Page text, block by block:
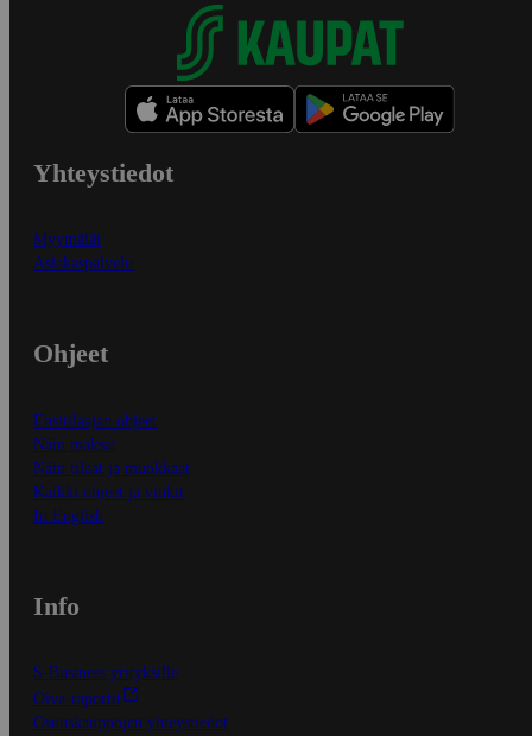
Yhteystiedot
Myymälät
Asiakaspalvelu
Ohjeet
Ensitilaajan ohjeet
Näin maksat
Näin tilaat ja muokkaat
Kaikki ohjeet ja vinkit
In English
Info
S-Business yrityksille
Oiva-raportit
Osuuskauppojen yhteystiedot